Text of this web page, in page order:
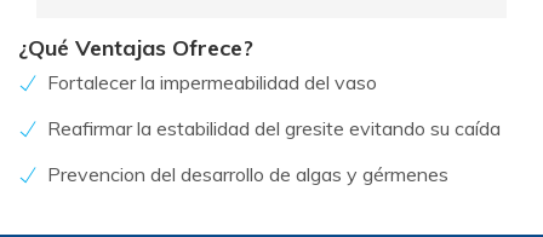
¿Qué Ventajas Ofrece?
Fortalecer la impermeabilidad del vaso
Reafirmar la estabilidad del gresite evitando su caída
Prevencion del desarrollo de algas y gérmenes